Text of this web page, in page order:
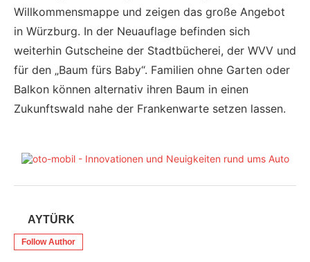
Willkommensmappe und zeigen das große Angebot
in Würzburg. In der Neuauflage befinden sich
weiterhin Gutscheine der Stadtbücherei, der WVV und
für den „Baum fürs Baby“. Familien ohne Garten oder
Balkon können alternativ ihren Baum in einen
Zukunftswald nahe der Frankenwarte setzen lassen.
AYTÜRK
Follow Author